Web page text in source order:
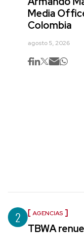
Media
Colombia
agosto 5, 2026
2 AGENCIAS
TBWA